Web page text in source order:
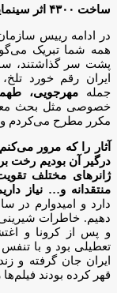
ساخت ۴۳۰۰ اثر سینمایی از فیلم کوتاه تا بلند و مستند در یک سال
در ادامه رییس
همه شما تبریک
پشت سر گذاشتند،
ایران رقم خورد
جملهمهرجویی،
خصوصی مثل بحث
مکرر مطرح می‌کردم و
آثار را که مرور
درگیر آن بودیم رخت
ژانرهای مختلف
منتقدانه و… نیاز
دارد و امیدوارم در
دهیم. خاطرات شیرینی
و پس از کرونا و
تعطیلی بود و با
ایران جان گرفته و
قهر کرده بودند